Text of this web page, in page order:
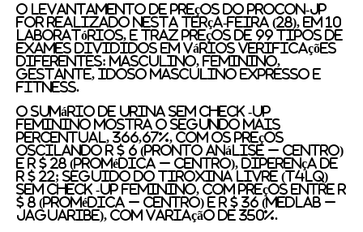
O Levantamento de Preços do procon-jp
for Realizado Nesta Terça-Feira (28), Em 10
Laboratórios, E Traz preços de 99 Tipos de
Exames Divididos em Vários verificações
DiFerentes: masculino, feminino,
gestante, idoso masculino expresso e
fitness.
O Sumário de Urina sem check -up
feminino mostra o segundo mais
percentual, 366,67%, com os preços
oscilando r $ 6 (pronto análise – centro)
e r $ 28 (promédica – centro), diperença de
r $ 22; Seguido do Tiroxina Livre (T4LQ)
Sem check -up feminino, com preços Entre R
$ 8 (Promédica – Centro) E R $ 36 (Medlab –
Jaguaribe), com VariAção de 350%.